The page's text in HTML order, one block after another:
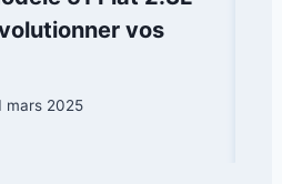
vos
mars 2025